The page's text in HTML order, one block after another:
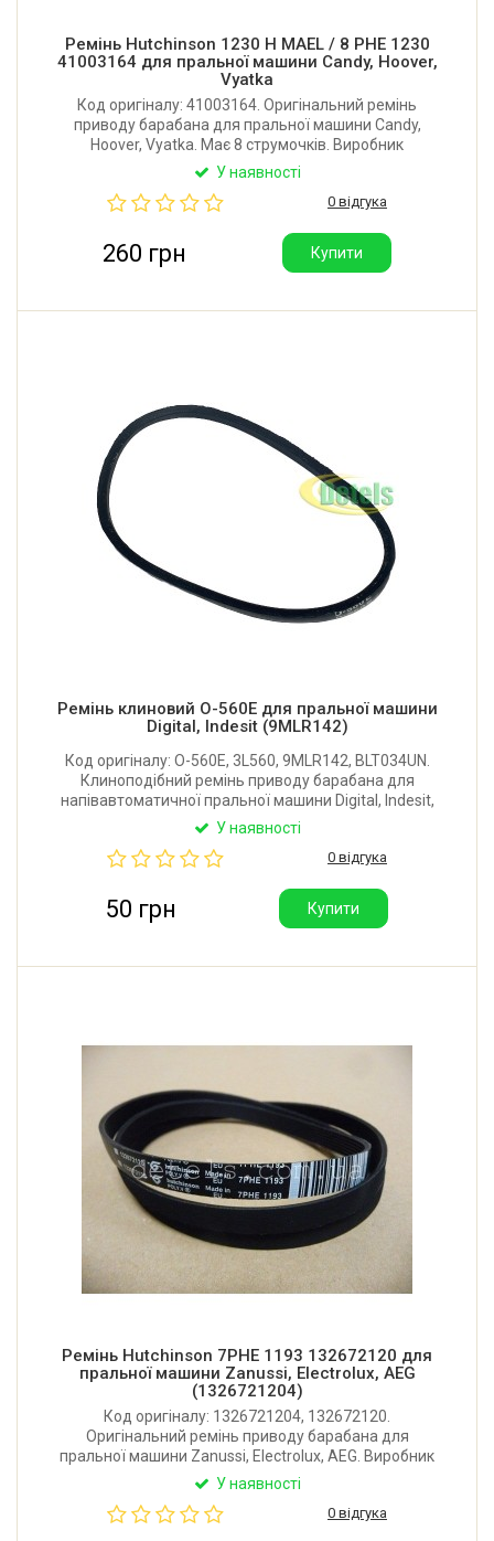
Ремінь Hutchinson 1230 H MAEL / 8 PHE 1230
41003164 для пральної машини Candy, Hoover,
Vyatka
Код оригіналу: 41003164. Оригінальний ремінь
приводу барабана для пральної машини Candy,
Hoover, Vyatka. Має 8 струмочків. Виробник
Hutchinson (Франція).
У наявності
0 відгука
260 грн Купити
Ремінь клиновий O-560E для пральної машини
Digital, Indesit (9MLR142)
Код оригіналу: O-560E, 3L560, 9MLR142, BLT034UN.
Клиноподібний ремінь приводу барабана для
напівавтоматичної пральної машини Digital, Indesit,
Airport, Ariston, Saturn, Singer. Довжина внутрішня:
Китай.
У наявності
0 відгука
50 грн Купити
Ремінь Hutchinson 7PHE 1193 132672120 для
пральної машини Zanussi, Electrolux, AEG
(1326721204)
Код оригіналу: 1326721204, 132672120.
Оригінальний ремінь приводу барабана для
пральної машини Zanussi, Electrolux, AEG. Виробник
Hutchinson (Франція).
У наявності
0 відгука